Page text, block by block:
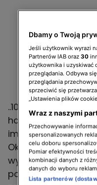
..100 samochodów
hasło tegorocznej
imponujący, ale
Okazuje się, że w
wyjątkowe
poprzednich latach,
Dbamy o Twoją
Jeśli użytkownik wyrazi
Partnerów IAB oraz 30
użytkownika i uzyskiwać
przeglądania. Odbywa
przeglądania
sprzeciwić się
„Ustawienia plików
Wraz z naszymi
Przechowywanie
spersonalizowanych
celu doboru
Pomiar efektywności
kombinacji danych z
danych do wyboru
Lista partnerów